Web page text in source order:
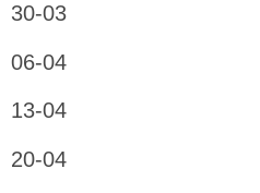
30-03
06-04
13-04
20-04